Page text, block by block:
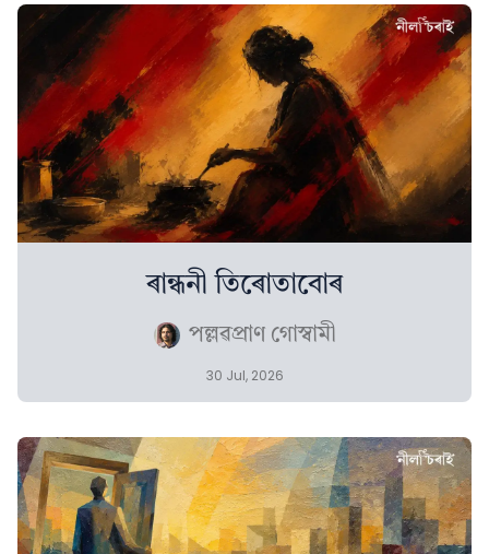
ৰান্ধনী তিৰোতাবোৰ
পল্লৱপ্ৰাণ গোস্বামী
30 Jul, 2026